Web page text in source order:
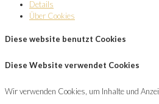
Details
Über Cookies
Diese website benutzt Cookies
Diese Website verwendet Cookies
Wir verwenden Cookies, um Inhalte und